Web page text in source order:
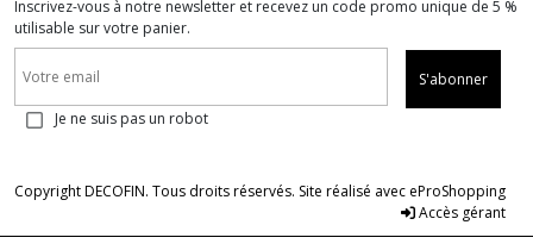
Inscrivez-vous à notre newsletter et recevez un code promo unique de 5 %
utilisable sur votre panier.
S'abonner
Je ne suis pas un robot
Copyright DECOFIN. Tous droits réservés. Site réalisé avec eProShopping
Accès gérant